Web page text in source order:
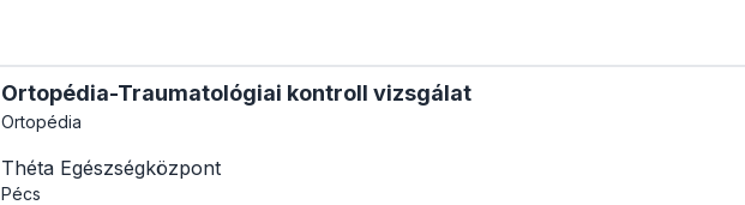
Ortopédia-Traumatológiai kontroll vizsgálat
Ortopédia
Théta Egészségközpont
Pécs